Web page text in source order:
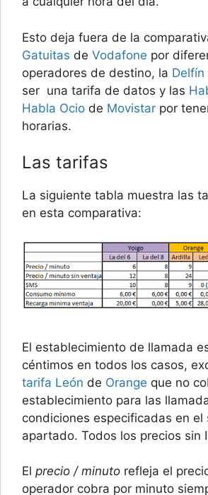
Esto deja fuera de la
Gatuitas de Vodafone por
operadores de destino, la Delfín
ser una tarifa de datos y las
Habla Ocio de Movistar por
horarias.
Las tarifas
La siguiente tabla muestra las
en esta comparativa:
El establecimiento de llamada
céntimos en todos los casos,
tarifa León de Orange que no
establecimiento para las
condiciones especificadas en el
apartado. Todos los precios sin
El precio / minuto refleja el
operador cobra por minuto